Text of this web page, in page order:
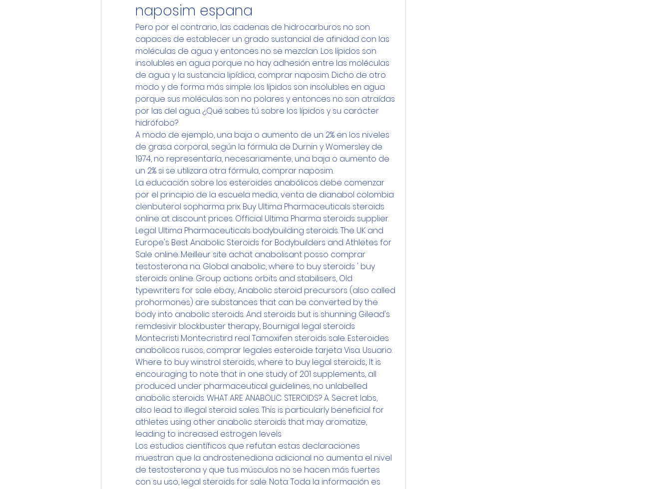
naposim espana
Pero por el contrario, las cadenas de hidrocarburos no son
capaces de establecer un grado sustancial de afinidad con las
moléculas de agua y entonces no se mezclan. Los lípidos son
insolubles en agua porque no hay adhesión entre las moléculas
de agua y la sustancia lipídica, comprar naposim. Dicho de otro
modo y de forma más simple: los lípidos son insolubles en agua
porque sus moléculas son no polares y entonces no son atraídas
por las del agua. ¿Qué sabes tú sobre los lípidos y su carácter
hidrófobo?
A modo de ejemplo, una baja o aumento de un 2% en los niveles
de grasa corporal, según la fórmula de Durnin y Womersley de
1974, no representaría, necesariamente, una baja o aumento de
un 2% si se utilizara otra fórmula, comprar naposim.
La educación sobre los esteroides anabólicos debe comenzar
por el principio de la escuela media, venta de dianabol colombia
clenbuterol sopharma prix. Buy Ultima Pharmaceuticals steroids
online at discount prices. Official Ultima Pharma steroids supplier.
Legal Ultima Pharmaceuticals bodybuilding steroids. The UK and
Europe's Best Anabolic Steroids for Bodybuilders and Athletes for
Sale online. Meilleur site achat anabolisant posso comprar
testosterona na. Global anabolic, where to buy steroids ' buy
steroids online. Group actions orbits and stabilisers, Old
typewriters for sale ebay,. Anabolic steroid precursors (also called
prohormones) are substances that can be converted by the
body into anabolic steroids. And steroids but is shunning Gilead's
remdesivir blockbuster therapy,. Bournigal legal steroids
Montecristi Montecristird real Tamoxifen steroids sale. Esteroides
anabolicos rusos, comprar legales esteroide tarjeta Visa. Usuario:
Where to buy winstrol steroids, where to buy legal steroids,. It is
encouraging to note that in one study of 201 supplements, all
produced under pharmaceutical guidelines, no unlabelled
anabolic steroids. WHAT ARE ANABOLIC STEROIDS? A. Secret labs,
also lead to illegal steroid sales. This is particularly beneficial for
athletes using other anabolic steroids that may aromatize,
leading to increased estrogen levels
Los estudios científicos que refutan estas declaraciones
muestran que la androstenediona adicional no aumenta el nivel
de testosterona y que tus músculos no se hacen más fuertes
con su uso, legal steroids for sale. Nota: Toda la información es